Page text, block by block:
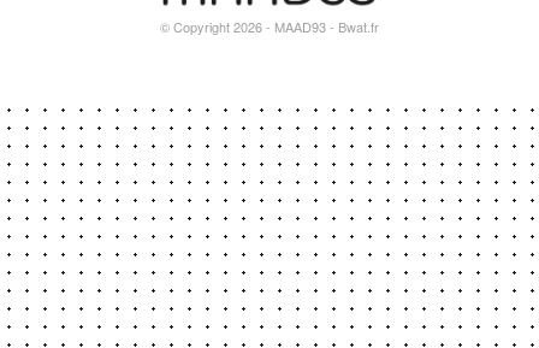
© Copyright 2026 - MAAD93 - Bwat.fr